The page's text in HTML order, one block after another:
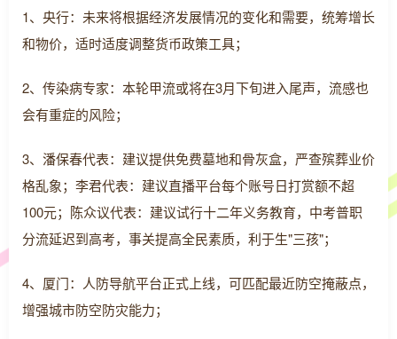
1、央行：未来将根据经济发展情况的变化和需要，统筹增长
和物价，适时适度调整货币政策工具；
2、传染病专家：本轮甲流或将在3月下旬进入尾声，流感也
会有重症的风险；
3、潘保春代表：建议提供免费墓地和骨灰盒，严查殡葬业价
格乱象；李君代表：建议直播平台每个账号日打赏额不超
100元；陈众议代表：建议试行十二年义务教育，中考普职
分流延迟到高考，事关提高全民素质，利于生"三孩"；
4、厦门：人防导航平台正式上线，可匹配最近防空掩蔽点，
增强城市防空防灾能力；